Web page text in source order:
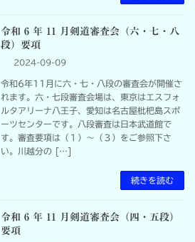
令和 6 年 11 月剣道審査会（六・七・八
段）要項
2024-09-09
令和6年11月に六・七・八段の審査会が開催さ
れます。六・七段審査会場は、東京はエスフォ
ルタアリーナ八王子、愛知は名古屋枇杷島スポ
ーツセンターです。八段審査は日本武道館で
す。審査要項は（１）～（３）をご参照下さ
い。川越分の […]
続きを読む
令和 6 年 11 月剣道審査会（四・五段）
要項